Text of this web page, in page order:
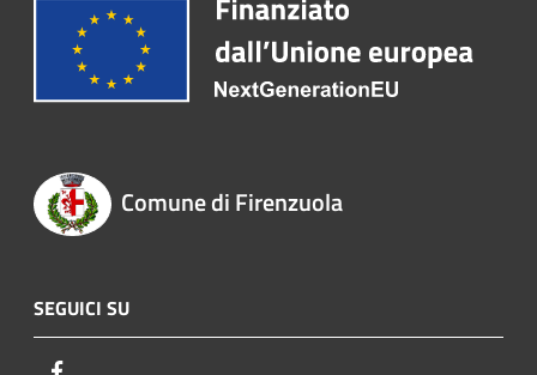
Comune di Firenzuola
SEGUICI SU